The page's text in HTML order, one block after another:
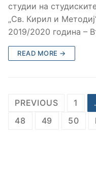
студии на
„Св. Кирил и
2019/2020 година –
READ MORE →
Posts
pagination
PREVIOUS 1
48
49 50